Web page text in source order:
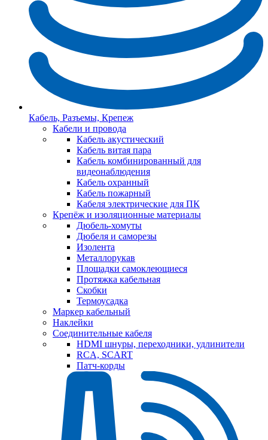
Кабель, Разъемы, Крепеж
Кабели и провода
Кабель акустический
Кабель витая пара
Кабель комбинированный для
видеонаблюдения
Кабель охранный
Кабель пожарный
Кабеля электрические для ПК
Крепёж и изоляционные материалы
Дюбель-хомуты
Дюбеля и саморезы
Изолента
Металлорукав
Площадки самоклеющиеся
Протяжка кабельная
Скобки
Термоусадка
Маркер кабельный
Наклейки
Соединительные кабеля
HDMI шнуры, переходники, удлинители
RCA, SCART
Патч-корды